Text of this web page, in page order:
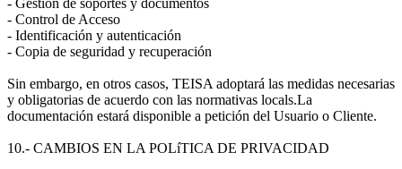
- Control de Acceso
- Identificación y autenticación
- Copia de seguridad y recuperación
Sin embargo, en otros casos, TEISA adoptará las medidas necesarias
y obligatorias de acuerdo con las normativas locals.La
documentación estará disponible a petición del Usuario o Cliente.
10.- CAMBIOS EN LA POLíTICA DE PRIVACIDAD